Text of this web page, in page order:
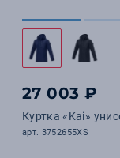
27 003 ₽
Куртка «Kai»
арт. 3752655XS